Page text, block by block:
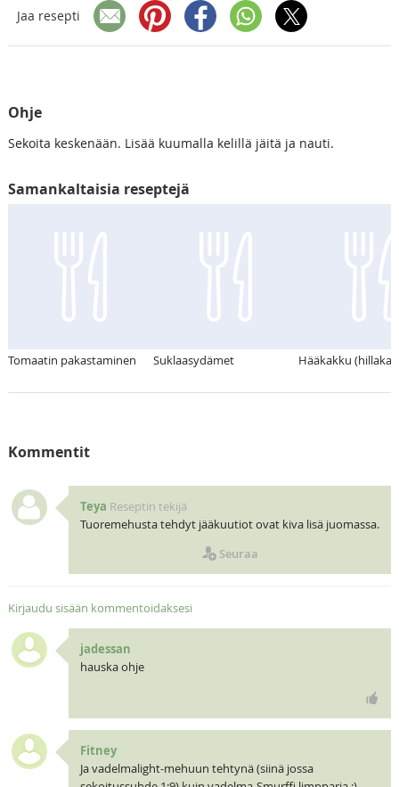
Jaa resepti
Ohje
Sekoita keskenään. Lisää kuumalla kelillä jäitä ja nauti.
Samankaltaisia reseptejä
Tomaatin pakastaminen Suklaasydämet Hääkakku
Kommentit
Teya Reseptin tekijä
Tuoremehusta tehdyt jääkuutiot ovat kiva lisä juomassa.
Seuraa
Kirjaudu sisään kommentoidaksesi
jadessan
hauska ohje
Fitney
Ja vadelmalight-mehuun tehtynä (siinä jossa